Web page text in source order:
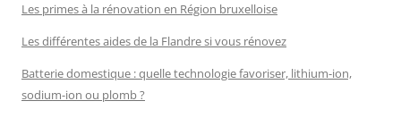
Les primes à la rénovation en Région bruxelloise
Les différentes aides de la Flandre si vous rénovez
Batterie domestique : quelle technologie favoriser, lithium-ion,
sodium-ion ou plomb ?